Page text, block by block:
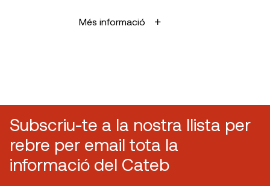
Més informació
Subscriu-te a la nostra llista per
rebre per email tota la
informació del Cateb